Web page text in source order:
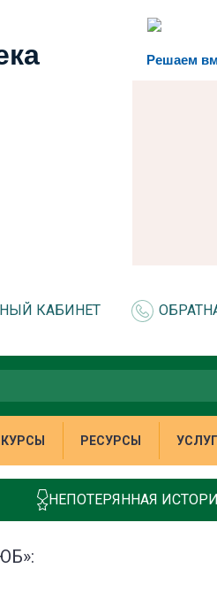
Решаем
КАБИНЕТ
РЕСУРСЫ
НЕПОТЕРЯННАЯ